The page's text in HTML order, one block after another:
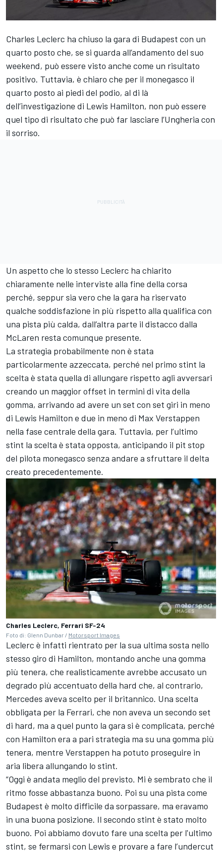
Charles Leclerc ha chiuso la gara di Budapest con un
quarto posto che, se si guarda all’andamento del suo
weekend, può essere visto anche come un risultato
positivo. Tuttavia, è chiaro che per il monegasco il
quarto posto ai piedi del podio, al di là
dell’investigazione di Lewis Hamilton, non può essere
quel tipo di risultato che può far lasciare l’Ungheria con
il sorriso.
Un aspetto che lo stesso Leclerc ha chiarito
chiaramente nelle interviste alla fine della corsa
perché, seppur sia vero che la gara ha riservato
qualche soddisfazione in più rispetto alla qualifica con
una pista più calda, dall’altra parte il distacco dalla
McLaren resta comunque presente.
La strategia probabilmente non è stata
particolarmente azzeccata, perché nel primo stint la
scelta è stata quella di allungare rispetto agli avversari
creando un maggior offset in termini di vita della
gomma, arrivando ad avere un set con set giri in meno
di Lewis Hamilton e due in meno di Max Verstappen
nella fase centrale della gara. Tuttavia, per l’ultimo
stint la scelta è stata opposta, anticipando il pit stop
del pilota monegasco senza andare a sfruttare il delta
creato precedentemente.
Charles Leclerc, Ferrari SF-24
Foto di: Glenn Dunbar / Motorsport Images
Leclerc è infatti rientrato per la sua ultima sosta nello
stesso giro di Hamilton, montando anche una gomma
più tenera, che realisticamente avrebbe accusato un
degrado più accentuato della hard che, al contrario,
Mercedes aveva scelto per il britannico. Una scelta
obbligata per la Ferrari, che non aveva un secondo set
di hard, ma a quel punto la gara si è complicata, perché
con Hamilton era a pari strategia ma su una gomma più
tenera, mentre Verstappen ha potuto proseguire in
aria libera allungando lo stint.
“Oggi è andata meglio del previsto. Mi è sembrato che il
ritmo fosse abbastanza buono. Poi su una pista come
Budapest è molto difficile da sorpassare, ma eravamo
in una buona posizione. Il secondo stint è stato molto
buono. Poi abbiamo dovuto fare una scelta per l'ultimo
stint, se fermarsi con Lewis e provare a fare l’undercut